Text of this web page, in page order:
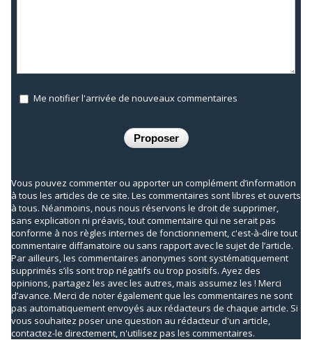
Me notifier l'arrivée de nouveaux commentaires
Vous pouvez commenter ou apporter un complément d’information
à tous les articles de ce site. Les commentaires sont libres et ouverts
à tous. Néanmoins, nous nous réservons le droit de supprimer,
sans explication ni préavis, tout commentaire qui ne serait pas
conforme à nos règles internes de fonctionnement, c'est-à-dire tout
commentaire diffamatoire ou sans rapport avec le sujet de l’article.
Par ailleurs, les commentaires anonymes sont systématiquement
supprimés s’ils sont trop négatifs ou trop positifs. Ayez des
opinions, partagez les avec les autres, mais assumez les ! Merci
d’avance. Merci de noter également que les commentaires ne sont
pas automatiquement envoyés aux rédacteurs de chaque article. Si
vous souhaitez poser une question au rédacteur d'un article,
contactez-le directement, n'utilisez pas les commentaires.